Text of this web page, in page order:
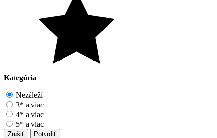
Kategória
Nezáleží
3* a viac
4* a viac
5* a viac
Zrušiť Potvrdiť